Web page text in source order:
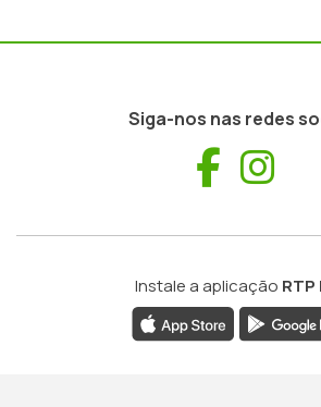
Siga-nos nas redes
Instale a aplicação RTP